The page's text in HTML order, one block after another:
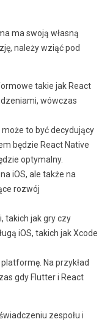
ma swoją własną
należy wziąć pod
takie jak React
wówczas
to być decydujący
będzie React Native
optymalny.
iOS, ale także na
rozwój
takich jak gry czy
iOS, takich jak Xcode
Na przykład
gdy Flutter i React
zespołu i